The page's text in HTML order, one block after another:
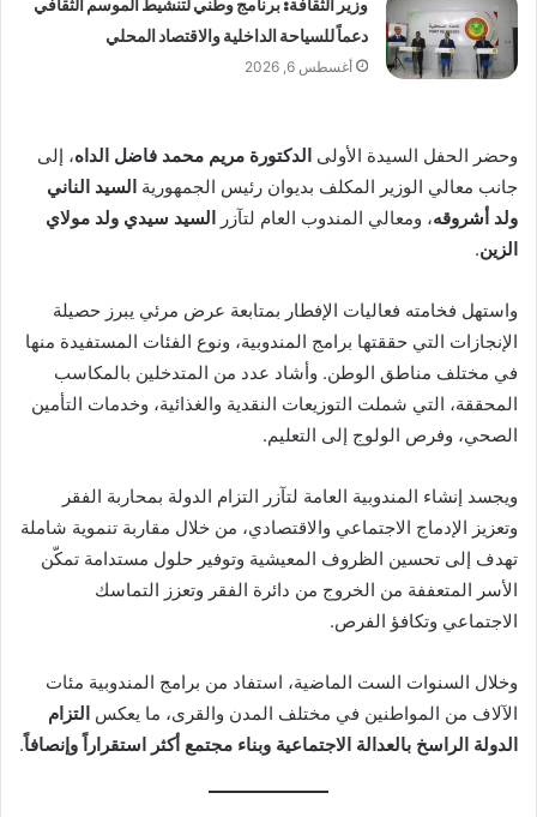
وزير الثقافة: برنامج وطني لتنشيط الموسم الثقافي
دعماً للسياحة الداخلية والاقتصاد المحلي
أغسطس 6, 2026
وحضر الحفل السيدة الأولى الدكتورة مريم محمد فاضل الداه، إلى
جانب معالي الوزير المكلف بديوان رئيس الجمهورية السيد الناني
ولد أشروقه، ومعالي المندوب العام لتآزر السيد سيدي ولد مولاي
الزين.
واستهل فخامته فعاليات الإفطار بمتابعة عرض مرئي يبرز حصيلة
الإنجازات التي حققتها برامج المندوبية، ونوع الفئات المستفيدة منها
في مختلف مناطق الوطن. وأشاد عدد من المتدخلين بالمكاسب
المحققة، التي شملت التوزيعات النقدية والغذائية، وخدمات التأمين
الصحي، وفرص الولوج إلى التعليم.
ويجسد إنشاء المندوبية العامة لتآزر التزام الدولة بمحاربة الفقر
وتعزيز الإدماج الاجتماعي والاقتصادي، من خلال مقاربة تنموية شاملة
تهدف إلى تحسين الظروف المعيشية وتوفير حلول مستدامة تمكّن
الأسر المتعففة من الخروج من دائرة الفقر وتعزز التماسك
الاجتماعي وتكافؤ الفرص.
وخلال السنوات الست الماضية، استفاد من برامج المندوبية مئات
الآلاف من المواطنين في مختلف المدن والقرى، ما يعكس التزام
الدولة الراسخ بالعدالة الاجتماعية وبناء مجتمع أكثر استقراراً وإنصافاً.